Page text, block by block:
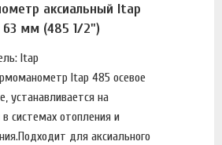
аксиальный Itap
63 мм (485 1/2")
Itap
Itap 485 осевое
устанавливается на
системах отопления и
для аксиального